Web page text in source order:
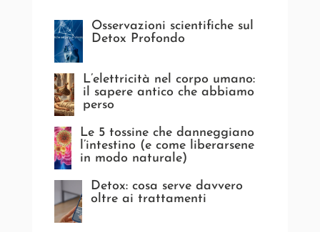
Osservazioni scientifiche sul
Detox Profondo
L’elettricità nel corpo umano:
il sapere antico che abbiamo
perso
Le 5 tossine che danneggiano
l’intestino (e come liberarsene
in modo naturale)
Detox: cosa serve davvero
oltre ai trattamenti